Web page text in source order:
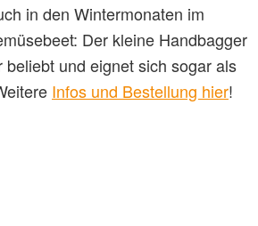
in den Wintermonaten im
Der kleine Handbagger
beliebt und eignet sich sogar als
Infos und Bestellung hier!